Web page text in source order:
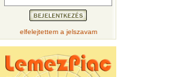
elfelejtettem a jelszavam